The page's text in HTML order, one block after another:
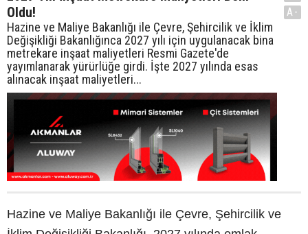
Oldu!
Hazine ve Maliye Bakanlığı ile Çevre, Şehircilik ve İklim
Değişikliği Bakanlığınca 2027 yılı için uygulanacak bina
metrekare inşaat maliyetleri Resmi Gazete'de
yayımlanarak yürürlüğe girdi. İşte 2027 yılında esas
alınacak inşaat maliyetleri...
A-
Hazine ve Maliye Bakanlığı ile Çevre, Şehircilik ve